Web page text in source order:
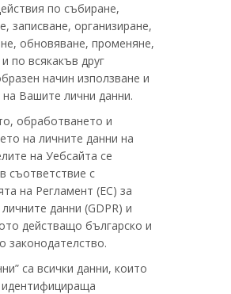
по събиране,
записване, организиране,
обновяване, променяне,
по всякакъв друг
начин използване и
на Вашите лични данни.
обработването и
на личните данни на
на Уебсайта се
съответствие с
на Регламент (ЕС) за
данни (GDPR) и
действащо българско и
законодателство.
са всички данни, които